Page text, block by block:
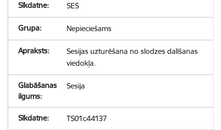
SES
Nepieciešams
Sesijas uzturēšana no slodzes dalīšanas
viedokļa.
Sesija
TS01c44137